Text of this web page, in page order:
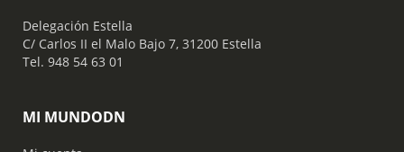
​ Delegación Estella
C/ Carlos II el Malo Bajo 7, 31200 Estella
Tel. 948 54 63 01
MI MUNDODN